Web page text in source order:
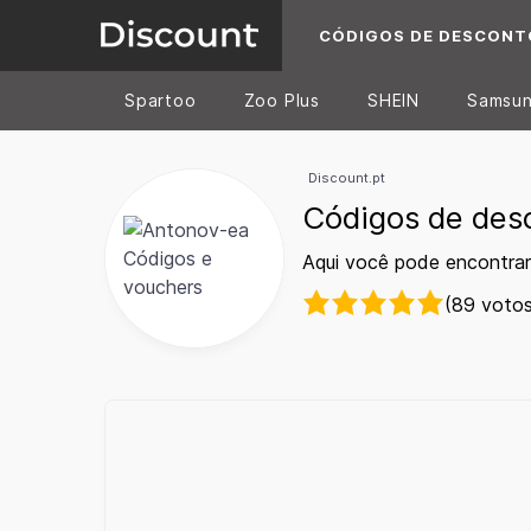
CÓDIGOS DE
Spartoo Zoo Plus SHEIN
Discount.pt
Códigos de
Aqui você pode
(89